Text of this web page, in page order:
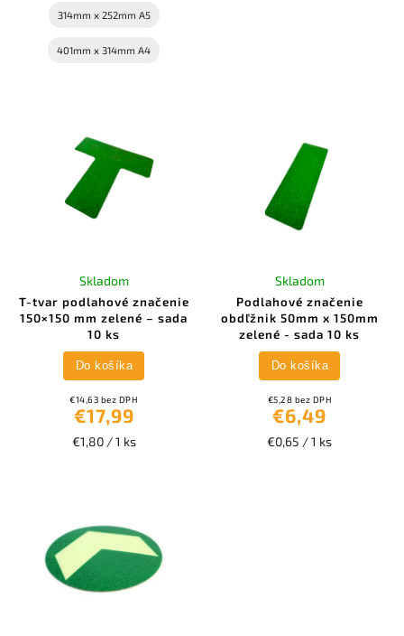
314mm x 252mm A5
401mm x 314mm A4
T-tvar podlahové značenie
150×150 mm zelené – sada
10 ks
Skladom
€14,63 bez DPH
€17,99
€1,80 / 1 ks
Do košíka
Podlahové značenie
obdľžnik 50mm x 150mm
zelené - sada 10 ks
Skladom
€5,28 bez DPH
€6,49
€0,65 / 1 ks
Do košíka